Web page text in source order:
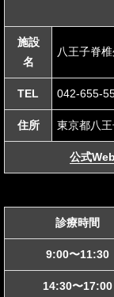
施設
名
八王子脊
TEL 042-655-
住所 東京都八
公式
診療時間
9:00〜11:30
14:30〜17:00